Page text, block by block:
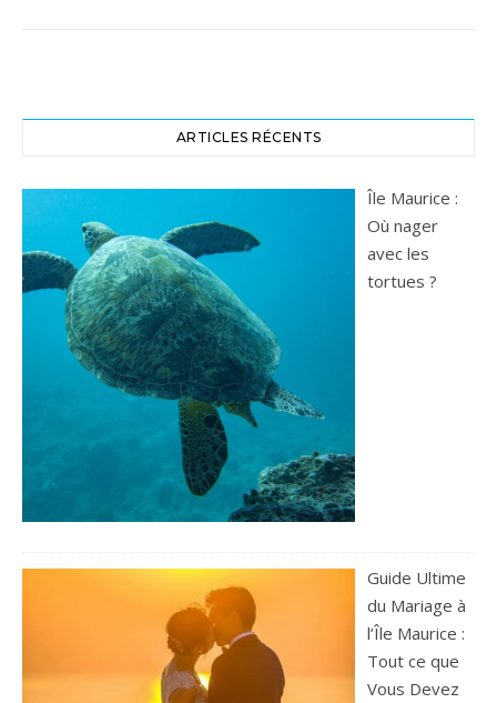
ARTICLES RÉCENTS
Île Maurice :
Où nager
avec les
tortues ?
Guide Ultime
du Mariage à
l’Île Maurice :
Tout ce que
Vous Devez